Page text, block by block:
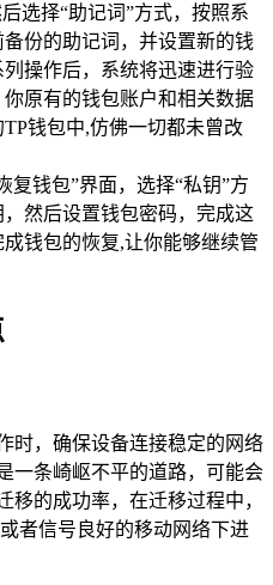
选择“助记词”方式，按照系
份的助记词，并设置新的钱
操作后，系统将迅速进行验
原有的钱包账户和相关数据
钱包中,仿佛一切都未曾改
复钱包”界面，选择“私钥”方
然后设置钱包密码，完成这
钱包的恢复,让你能够继续管
时，确保设备连接稳定的网络
一条崎岖不平的道路，可能会
移的成功率，在迁移过程中，
者信号良好的移动网络下进